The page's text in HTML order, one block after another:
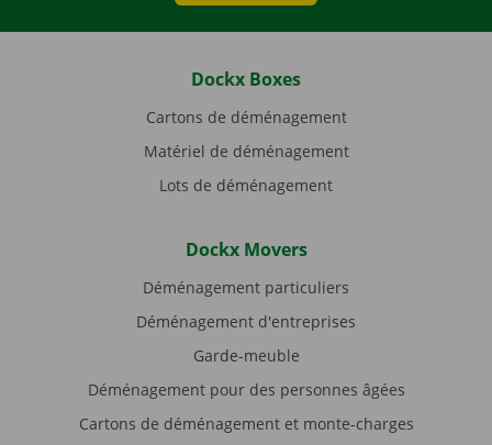
Dockx Boxes
Cartons de déménagement
Matériel de déménagement
Lots de déménagement
Dockx Movers
Déménagement particuliers
Déménagement d'entreprises
Garde-meuble
Déménagement pour des personnes âgées
Cartons de déménagement et monte-charges